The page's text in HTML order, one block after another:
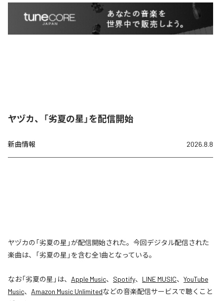
ヤヅカ、「劣夏の星」を配信開始
新曲情報 2026.8.8
ヤヅカの「劣夏の星」が配信開始された。今回デジタル配信された
楽曲は、「劣夏の星」を含む全1曲となっている。
なお「劣夏の星 」は、 Apple Music、 Spotify、 LINE MUSIC、 YouTube
Music、 Amazon Music Unlimitedなどの音楽配信サービスで聴くこと